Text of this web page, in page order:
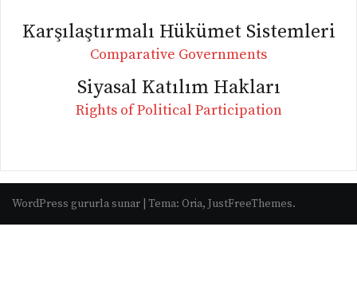
Karşılaştırmalı Hükümet Sistemleri
Comparative Governments
Siyasal Katılım Hakları
Rights of Political Participation
WordPress gururla sunar Tema: Oria, JustFreeThemes.